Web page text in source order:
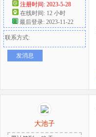
好
注册时间: 2023-5-28
在线时间: 12 小时
最后登录: 2023-11-22
联系方式:
发消息
大池子